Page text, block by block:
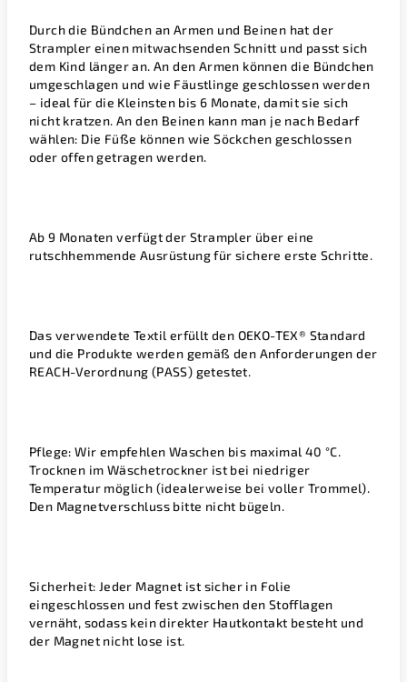
Durch die Bündchen an Armen und Beinen hat der
Strampler einen mitwachsenden Schnitt und passt sich
dem Kind länger an. An den Armen können die Bündchen
umgeschlagen und wie Fäustlinge geschlossen werden
– ideal für die Kleinsten bis 6 Monate, damit sie sich
nicht kratzen. An den Beinen kann man je nach Bedarf
wählen: Die Füße können wie Söckchen geschlossen
oder offengetragen werden.
Ab9 Monaten verfügt der Strampler über eine
rutschhemmende Ausrüstungfür sichere erste Schritte.
Das verwendete Textil erfüllt den OEKO-TEX® Standard
und die Produkte werden gemäß den Anforderungen der
REACH-Verordnung (PASS) getestet.
Pflege: Wir empfehlen Waschen bis maximal 40 °C.
Trocknen im Wäschetrockner ist bei niedriger
Temperatur möglich (idealerweise bei voller Trommel).
Den Magnetverschluss bitte nicht bügeln.
Sicherheit: Jeder Magnet ist sicher in Folie
eingeschlossen und fest zwischen den Stofflagen
vernäht, sodass kein direkter Hautkontakt besteht und
der Magnet nicht lose ist.